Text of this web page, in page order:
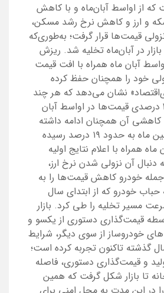
از اواسط آبان‌ماه و با کاهش
و ارز و کاهش نرخ رشد مسکن،
قیمت‌ها قرار گرفت؛ به‌طوری‌‌که
در آبان‌ماه تخلیه شد. ریزش
آبان ماه همراه با افت قیمت
خود را همچنان حفظ کرده
نشان می‌دهد که هر چند
از سرعت کاهش ۲۵ درصدی قیمت‌ها در اواسط آبان
کاهشی آن همچنان ادامه داشته
به‌طوری‌که اواخر همین ماه به حدود ۱۹ درصد رسیده
همراه با اعلام نتایج اولیه
دنبال آن نزولی شدن نرخ ارز،
جمله خودرو کاهش قیمت‌ها را به
خودرو که از ابتدای سال
مسیر تخلیه را طی کرد. بازار
قیمت‌گذاری دستوری از یکسو و
خودروساز از سوی دیگر، شرایط
گذشته تاکنون تجربه کرده است؛
و قیمت‌گذاری دستوری، فاصله
تا بازار شکل گرفت که همین